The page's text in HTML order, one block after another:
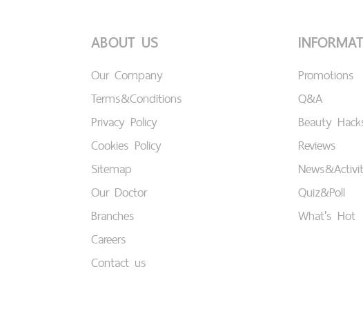
ABOUT US
Our Company
Terms&Conditions
Privacy Policy
Cookies Policy
Sitemap
Our Doctor
Branches
Careers
Contact us
Promotions
Q&A
Beauty
Reviews
Quiz&Poll
What's Hot